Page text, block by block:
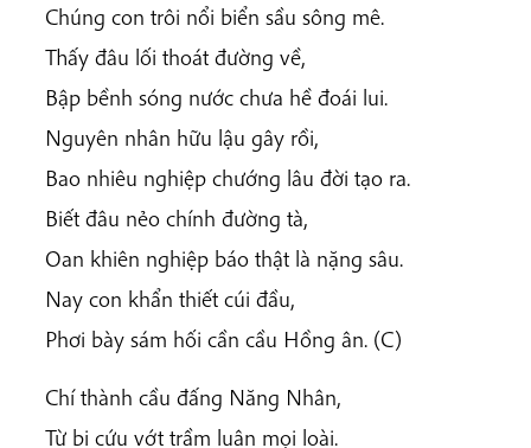
Chúng con trôi nổi biển sầu sông mê.
Thấy đâu lối thoát đường về,
Bập bềnh sóng nước chưa hề đoái lui.
Nguyên nhân hữu lậu gây rồi,
Bao nhiêu nghiệp chướng lâu đời tạo ra.
Biết đâu nẻo chính đường tà,
Oan khiên nghiệp báo thật là nặng sâu.
Nay con khẩn thiết cúi đầu,
Phơi bày sám hối cần cầu Hồng ân. (C)
Chí thành cầu đấng Năng Nhân,
Từ bi cứu vớt trầm luân mọi loài.